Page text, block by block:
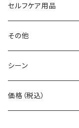
Body Glide
BONE
BOOKMAN
carb
その他バッグ
アームカバー
ネックゲイター
セルフケア用品
その他
シーン
自転車
価格（税込）